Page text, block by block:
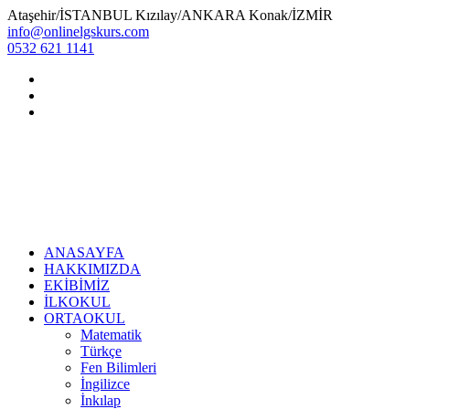
Ataşehir/İSTANBUL Kızılay/ANKARA Konak/İZMİR
info@onlinelgskurs.com
0532 621 1141
ANASAYFA
HAKKIMIZDA
EKİBİMİZ
İLKOKUL
ORTAOKUL
Matematik
Türkçe
Fen Bilimleri
İngilizce
İnkılap